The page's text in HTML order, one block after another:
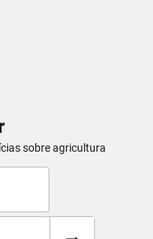
sobre agricultura